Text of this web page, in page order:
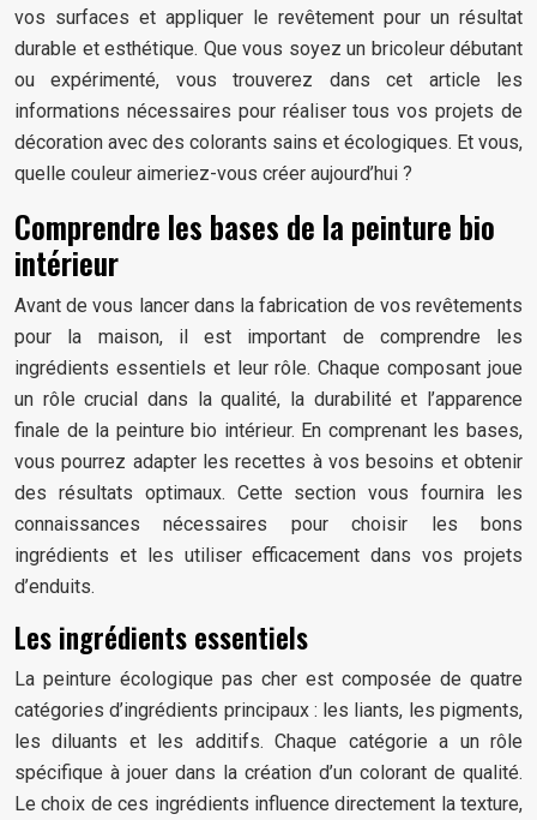
vos surfaces et appliquer le revêtement pour un résultat
durable et esthétique. Que vous soyez un bricoleur débutant
ou expérimenté, vous trouverez dans cet article les
informations nécessaires pour réaliser tous vos projets de
décoration avec des colorants sains et écologiques. Et vous,
quelle couleur aimeriez-vous créer aujourd’hui ?
Comprendre les bases de la peinture bio
intérieur
Avant de vous lancer dans la fabrication de vos revêtements
pour la maison, il est important de comprendre les
ingrédients essentiels et leur rôle. Chaque composant joue
un rôle crucial dans la qualité, la durabilité et l’apparence
finale de la peinture bio intérieur. En comprenant les bases,
vous pourrez adapter les recettes à vos besoins et obtenir
des résultats optimaux. Cette section vous fournira les
connaissances nécessaires pour choisir les bons
ingrédients et les utiliser efficacement dans vos projets
d’enduits.
Les ingrédients essentiels
La peinture écologique pas cher est composée de quatre
catégories d’ingrédients principaux : les liants, les pigments,
les diluants et les additifs. Chaque catégorie a un rôle
spécifique à jouer dans la création d’un colorant de qualité.
Le choix de ces ingrédients influence directement la texture,